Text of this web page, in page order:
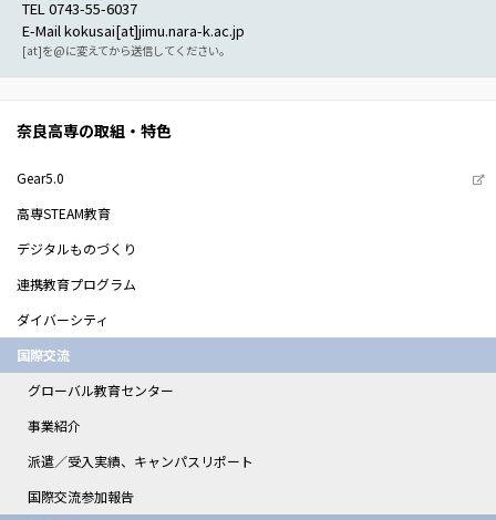
TEL 0743-55-6037
E-Mail kokusai[at]jimu.nara-k.ac.jp
[at]を@に変えてから送信してください。
奈良高専の取組・特色
Gear5.0
高専STEAM教育
デジタルものづくり
連携教育プログラム
ダイバーシティ
国際交流
グローバル教育センター
事業紹介
派遣／受入実績、キャンパスリポート
国際交流参加報告